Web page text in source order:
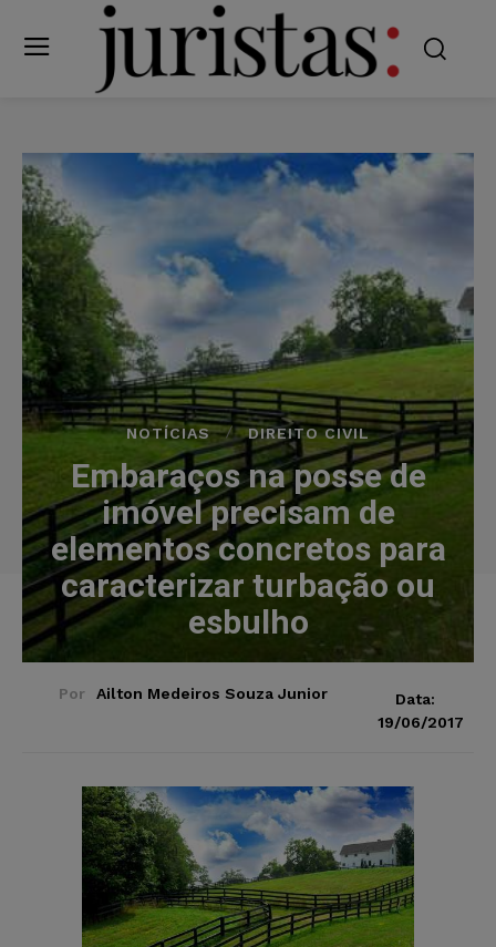
NOTÍCIAS DIREITO CIVIL
Embaraços na posse de
imóvel precisam de
elementos concretos para
caracterizar turbação ou
esbulho
Por Ailton Medeiros Souza Junior
Data:
19/06/2017